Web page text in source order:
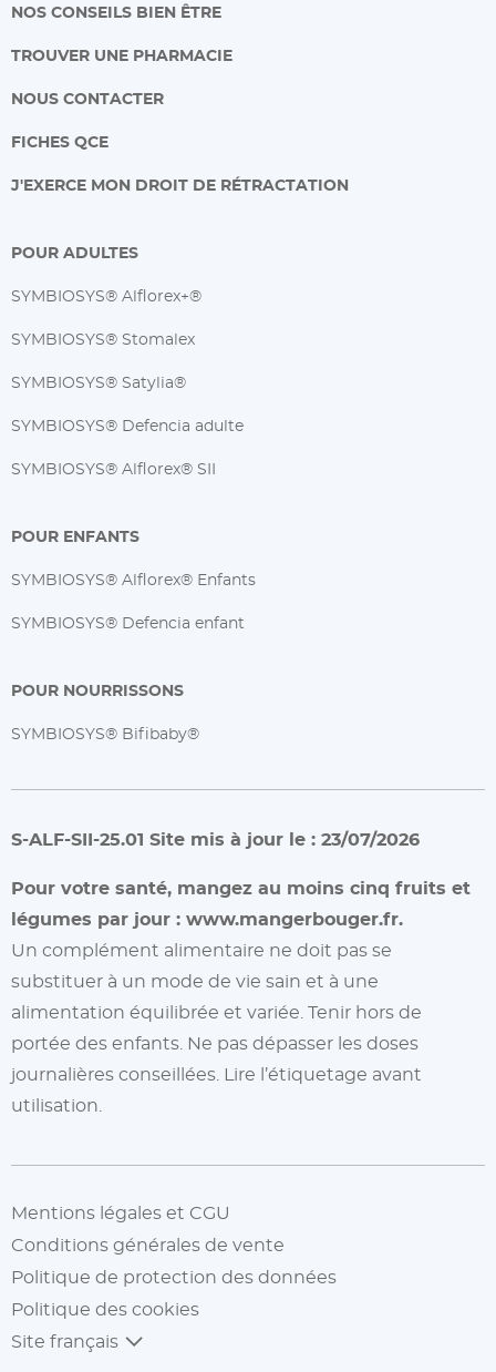
NOS CONSEILS BIEN ÊTRE
TROUVER UNE PHARMACIE
NOUS CONTACTER
FICHES QCE
J'EXERCE MON DROIT DE RÉTRACTATION
POUR ADULTES
SYMBIOSYS® Alflorex+®
SYMBIOSYS® Stomalex
SYMBIOSYS® Satylia®
SYMBIOSYS® Defencia adulte
SYMBIOSYS® Alflorex® SII
POUR ENFANTS
SYMBIOSYS® Alflorex® Enfants
SYMBIOSYS® Defencia enfant
POUR NOURRISSONS
SYMBIOSYS® Bifibaby®
S-ALF-SII-25.01 Site mis à jour le : 23/07/2026
Pour votre santé, mangez au moins cinq fruits et
légumes par jour : www.mangerbouger.fr.
Un complément alimentaire ne doit pas se
substituer à un mode de vie sain et à une
alimentation équilibrée et variée. Tenir hors de
portée des enfants. Ne pas dépasser les doses
journalières conseillées. Lire l’étiquetage avant
utilisation.
Mentions légales et CGU
Conditions générales de vente
Politique de protection des données
Politique des cookies
Site français